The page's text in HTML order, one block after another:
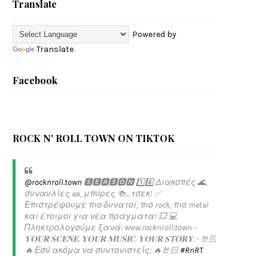
Translate
Powered by
Translate
Facebook
ROCK N' ROLL TOWN ON TIKTOK
@rocknroll.town 🆂🅴🅰🆂🅾🅽 1️⃣6️⃣ Διακοπές 🌊,
συναυλίες 🎫, μπύρες 🍻... τσεκ! ✅️
Επιστρέφουμε πιο δυνατοί, πιο rock, πιο metal
και έτοιμοι για νέα πράγματα! 💥 💻
Πληκτρολογούμε ξανά: www.rocknroll.town -
𝐘𝐎𝐔𝐑 𝐒𝐂𝐄𝐍𝐄. 𝐘𝐎𝐔𝐑 𝐌𝐔𝐒𝐈𝐂. 𝐘𝐎𝐔𝐑 𝐒𝐓𝐎𝐑𝐘. - 🤘🏻
🔥 Εσύ ακόμα να συντονιστείς; 🔥🤘🏻#RnRT